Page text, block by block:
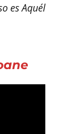
es Aquél